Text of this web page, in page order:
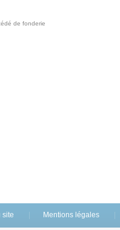
de fonderie
site Mentions légales